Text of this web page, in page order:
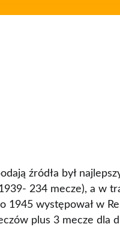
źródła był
234 mecze), a w
1945 występował w
plus 3 mecze dla